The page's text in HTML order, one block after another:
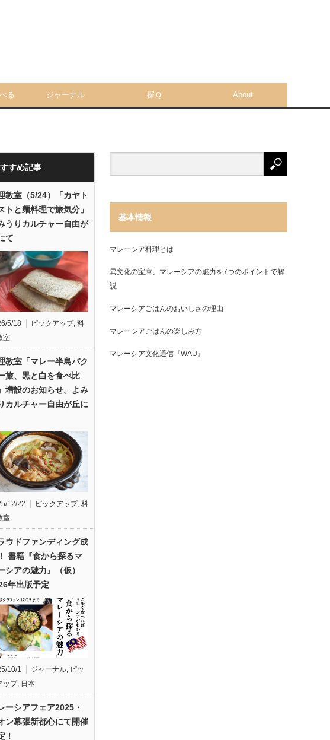
る ジャーナル 探Ｑ About
すめ記事
教室（5/24）「カヤト
トと麺料理で旅気分」
うりカルチャー自由が
て
5/18 ピックアップ, 料
室
教室「マレー半島バク
旅、黒と白を食べ比
増設のお知らせ。よみ
カルチャー自由が丘に
12/22 ピックアップ, 料
室
ウドファンディング成
書籍『食から探るマ
シアの魅力』（仮）
年出版予定
10/1 ジャーナル, ピッ
ップ, 日本
ーシアフェア2025・
ン幕張新都心にて開催
！
基本情報
マレーシア料理とは
異文化の宝庫、マレーシアの魅力を7つのポイントで解
説
マレーシアごはんのおいしさの理由
マレーシアごはんの楽しみ方
マレーシア文化通信『WAU』